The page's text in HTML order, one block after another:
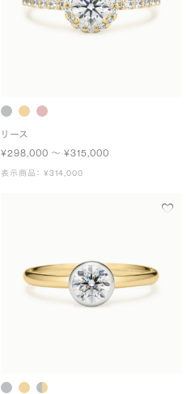
リース
¥298,000 〜 ¥315,000
表示商品： ¥314,000